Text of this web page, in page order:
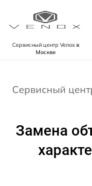
Сервисный центр Venoxв
Москве
Сервисный
Замена